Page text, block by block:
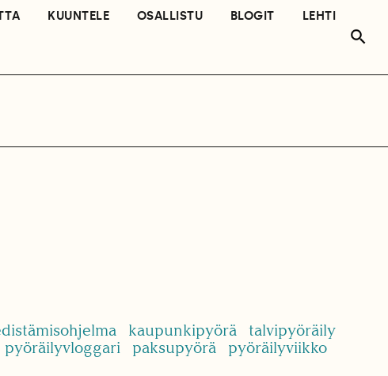
KUUNTELE OSALLISTU BLOGIT
LEHTI
kaupunkipyörä
talvipyöräily
pyöräilyvloggari paksupyörä
pyöräilyviikko